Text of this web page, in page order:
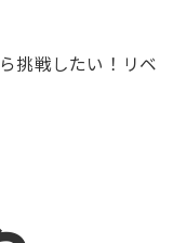
挑戦したい！リベ